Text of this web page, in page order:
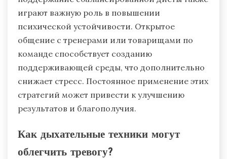
играют важную роль в повышении
психической устойчивости. Открытое
общение с тренерами или товарищами по
команде способствует созданию
поддерживающей среды, что дополнительно
снижает стресс. Постоянное применение этих
стратегий может привести к улучшению
результатов и благополучия.
Как дыхательные техники могут
облегчить тревогу?